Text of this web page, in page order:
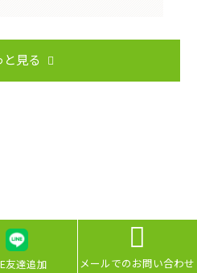
と見る
友達追加

メールでのお問い合わせ